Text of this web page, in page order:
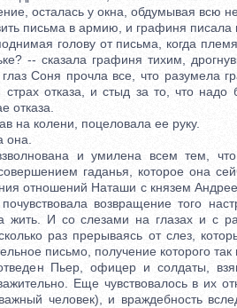
осталась у окна, обдумывая всю
письма в армию, и графиня писала
голову от письма, когда
-- сказала графиня тихим,
Соня прочла все, что разумела
отказа, и стыд за то, что надо
отказа.
колени, поцеловала ее руку.
она.
и умилена всем тем, что
гаданья, которое она
отношений Наташи с князем
возвращение того
жить. И со слезами на глазах и с
раз прерываясь от слез,
письмо, получение которого
Пьер, офицер и солдаты,
Еще чувствовалось в их
человек), и враждебность